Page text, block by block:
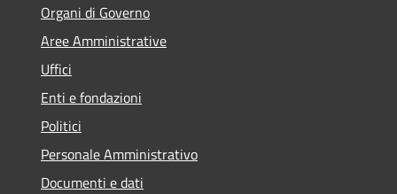
Organi di Governo
Aree Amministrative
Uffici
Enti e fondazioni
Politici
Personale Amministrativo
Documenti e dati